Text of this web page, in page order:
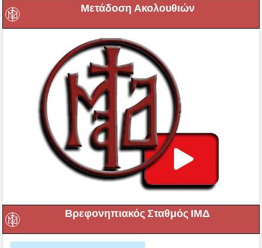
Μετάδοση Ακολουθιών
Βρεφονηπιακός Σταθμός ΙΜΔ